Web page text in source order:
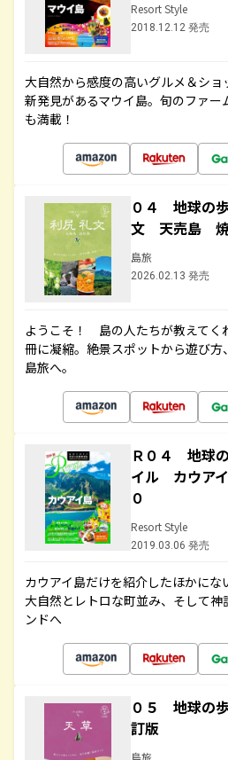
Resort Style
2018.12.12 発売
大自然から感度の高いグルメ＆シ
新発見があるマウイ島。旬のファ
も満載！
０４ 地球の
文 天売島
島旅
2026.02.13 発売
ようこそ！ 島の人たちが教えてく
冊に凝縮。絶景スポットから遊び方
島旅へ。
Ｒ０４ 地球
イル カウア
０
Resort Style
2019.03.06 発売
カウアイ島だけを紹介したほかにな
大自然とレトロな町並み、そして神
ンドへ
０５ 地球の
訂版
島旅